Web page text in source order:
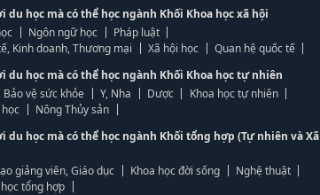
du học mà có thể học ngành Khối Khoa học xã hội
Ngôn ngữ học
Pháp luật
Kinh doanh, Thương mại
Xã hội học
Quan hệ quốc tế
du học mà có thể học ngành Khối Khoa học tự nhiên
Bảo vệ sức khỏe
Y, Nha Dược
Khoa học tự nhiên
Nông Thủy sản
du học mà có thể học ngành Khối tổng hợp (Tự nhiên và Xã
giảng viên, Giáo dục
Khoa học đời sống
Nghệ thuật
tổng hợp